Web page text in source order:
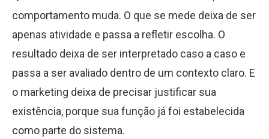
comportamento muda. O que se mede deixa de ser
apenas atividade e passa a refletir escolha. O
resultado deixa de ser interpretado caso a caso e
passa a ser avaliado dentro de um contexto claro. E
o marketing deixa de precisar justificar sua
existência, porque sua função já foi estabelecida
como parte do sistema.